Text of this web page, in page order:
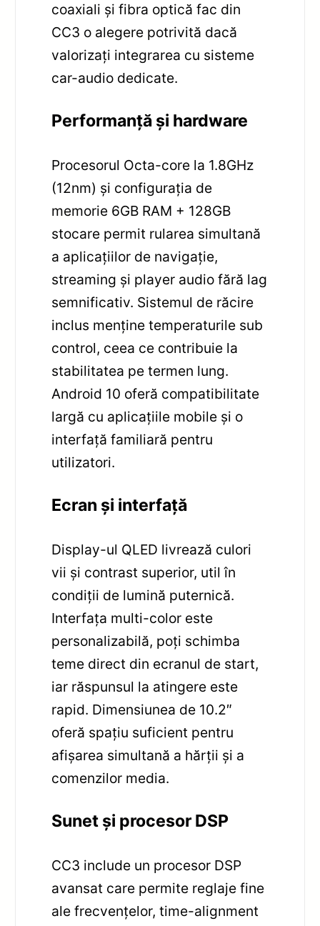
coaxiali și fibra optică fac din
CC3 o alegere potrivită dacă
valorizați integrarea cu sisteme
car-audio dedicate.
Performanță și hardware
Procesorul Octa-core la 1.8GHz
(12nm) și configurația de
memorie 6GB RAM + 128GB
stocare permit rularea simultană
a aplicațiilor de navigație,
streaming și player audio fără lag
semnificativ. Sistemul de răcire
inclus menține temperaturile sub
control, ceea ce contribuie la
stabilitatea pe termen lung.
Android 10 oferă compatibilitate
largă cu aplicațiile mobile și o
interfață familiară pentru
utilizatori.
Ecran și interfață
Display-ul QLED livrează culori
vii și contrast superior, util în
condiții de lumină puternică.
Interfața multi-color este
personalizabilă, poți schimba
teme direct din ecranul de start,
iar răspunsul la atingere este
rapid. Dimensiunea de 10.2″
oferă spațiu suficient pentru
afișarea simultană a hărții și a
comenzilor media.
Sunet și procesor DSP
CC3 include un procesor DSP
avansat care permite reglaje fine
ale frecvențelor, time-alignment